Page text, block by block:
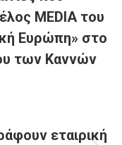
MEDIA του
Ευρώπη» στο
των Καννών
εταιρική